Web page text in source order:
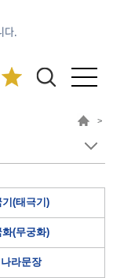
다.
>
기(태극기)
화(무궁화)
나라문장